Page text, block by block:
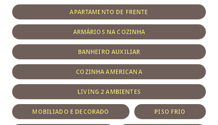
APARTAMENTO DE FRENTE
ARMÁRIOS NA COZINHA
BANHEIRO AUXILIAR
COZINHA AMERICANA
LIVING 2 AMBIENTES
MOBILIADO E DECORADO PISO FRIO